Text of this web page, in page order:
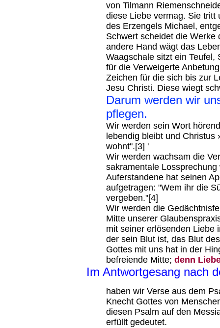
von Tilmann
diese Liebe vermag. Sie tritt
des Erzengels Michael,
Schwert scheidet die
andere Hand wägt das
Waagschale sitzt ein Teufel,
für die Verweigerte
Zeichen für die sich bis zur
Jesu Christi. Diese wiegt
Darum werden wir
pflegen.
Wir werden sein Wort
lebendig bleibt und
wohnt".[3] '
Wir werden wachsam die
sakramentale
Auferstandene hat seinen
aufgetragen: "Wem ihr die
vergeben."[4]
Wir werden die
Mitte unserer
mit seiner erlösenden Liebe
der sein Blut ist, das Blut
Gottes mit uns hat in der
befreiende Mitte; denn
Im Antwortgesang nach
haben wir Verse aus dem
Knecht Gottes von
diesen Psalm auf den
erfüllt gedeutet.